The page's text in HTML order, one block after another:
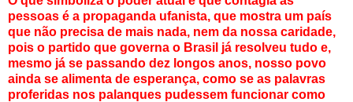
pessoas é a propaganda ufanista, que mostra um país
que não precisa de mais nada, nem da nossa caridade,
pois o partido que governa o Brasil já resolveu tudo e,
mesmo já se passando dez longos anos, nosso povo
ainda se alimenta de esperança, como se as palavras
proferidas nos palanques pudessem funcionar como